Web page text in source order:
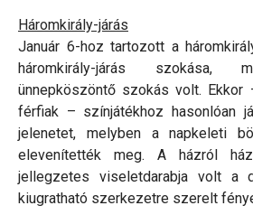
Háromkirály-járás
Január 6-hoz tartozott a
háromkirály-járás szokása,
ünnepköszöntő szokás volt. Ekkor
férfiak – színjátékhoz hasonlóan
jelenetet, melyben a napkeleti
elevenítették meg. A házról
jellegzetes viseletdarabja volt a
kiugratható szerkezetre szerelt